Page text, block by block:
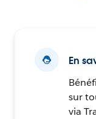
En
sur
via